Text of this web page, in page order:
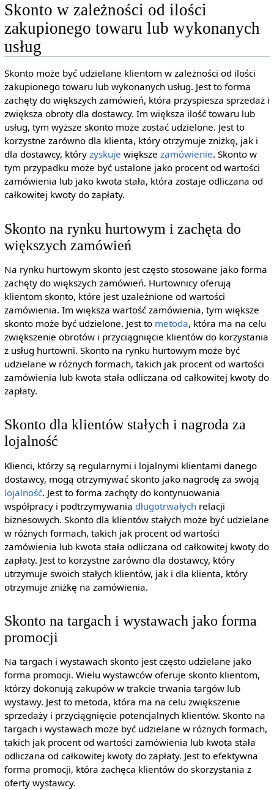
Skonto w zależności od ilości
zakupionego towaru lub wykonanych
usług
Skonto może być udzielane klientom w zależności od ilości
zakupionego towaru lub wykonanych usług. Jest to forma
zachęty do większych zamówień, która przyspiesza sprzedaż i
zwiększa obroty dla dostawcy. Im większa ilość towaru lub
usług, tym wyższe skonto może zostać udzielone. Jest to
korzystne zarówno dla klienta, który otrzymuje zniżkę, jak i
dla dostawcy, który zyskuje większe zamówienie. Skonto w
tym przypadku może być ustalone jako procent od wartości
zamówienia lub jako kwota stała, która zostaje odliczana od
całkowitej kwoty do zapłaty.
Skonto na rynku hurtowym i zachęta do
większych zamówień
Na rynku hurtowym skonto jest często stosowane jako forma
zachęty do większych zamówień. Hurtownicy oferują
klientom skonto, które jest uzależnione od wartości
zamówienia. Im większa wartość zamówienia, tym większe
skonto może być udzielone. Jest to metoda, która ma na celu
zwiększenie obrotów i przyciągnięcie klientów do korzystania
z usług hurtowni. Skonto na rynku hurtowym może być
udzielane w różnych formach, takich jak procent od wartości
zamówienia lub kwota stała odliczana od całkowitej kwoty do
zapłaty.
Skonto dla klientów stałych i nagroda za
lojalność
Klienci, którzy są regularnymi i lojalnymi klientami danego
dostawcy, mogą otrzymywać skonto jako nagrodę za swoją
lojalność. Jest to forma zachęty do kontynuowania
współpracy i podtrzymywania długotrwałychrelacji
biznesowych. Skonto dla klientów stałych może być udzielane
w różnych formach, takich jak procent od wartości
zamówienia lub kwota stała odliczana od całkowitej kwoty do
zapłaty. Jest to korzystne zarówno dla dostawcy, który
utrzymuje swoich stałych klientów, jak i dla klienta, który
otrzymuje zniżkę na zamówienia.
Skonto na targach i wystawach jako forma
promocji
Na targach i wystawach skonto jest często udzielane jako
forma promocji. Wielu wystawców oferuje skonto klientom,
którzy dokonują zakupów w trakcie trwania targów lub
wystawy. Jest to metoda, która ma na celu zwiększenie
sprzedaży i przyciągnięcie potencjalnych klientów. Skonto na
targach i wystawach może być udzielane w różnych formach,
takich jak procent od wartości zamówienia lub kwota stała
odliczana od całkowitej kwoty do zapłaty. Jest to efektywna
forma promocji, która zachęca klientów do skorzystania z
oferty wystawcy.